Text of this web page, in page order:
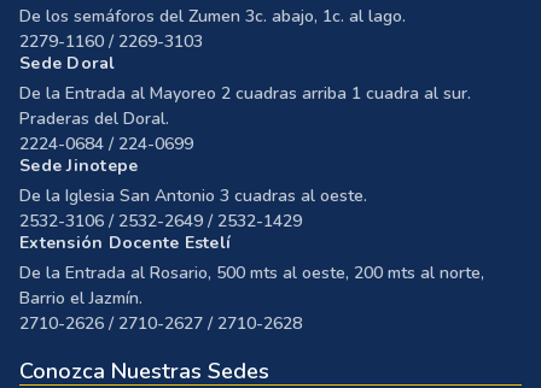
De los semáforos del Zumen 3c. abajo, 1c. al lago.
2279-1160 / 2269-3103
Sede Doral
De la Entrada al Mayoreo 2 cuadras arriba 1 cuadra al sur.
Praderas del Doral.
2224-0684 / 224-0699
Sede Jinotepe
De la Iglesia San Antonio 3 cuadras al oeste.
2532-3106 / 2532-2649 / 2532-1429
Extensión Docente Estelí
De la Entrada al Rosario, 500 mts al oeste, 200 mts al norte,
Barrio el Jazmín.
2710-2626 / 2710-2627 / 2710-2628
Conozca Nuestras Sedes